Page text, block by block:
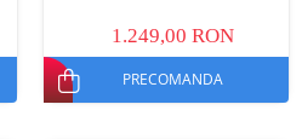
1.249,00 RON
PRECOMANDA